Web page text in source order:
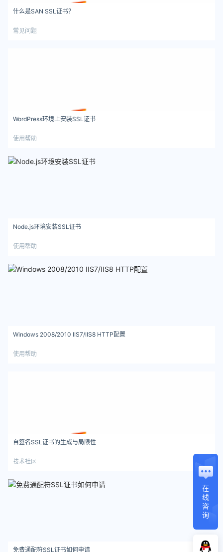
什么是SAN SSL证书？
常见问题
WordPress环境上安装SSL证书
使用帮助
Node.js环境安装SSL证书
使用帮助
Windows 2008/2010 IIS7/IIS8 HTTP配置
使用帮助
自签名SSL证书的生成与局限性
技术社区
免费通配符SSL证书如何申请
在
线
咨
询